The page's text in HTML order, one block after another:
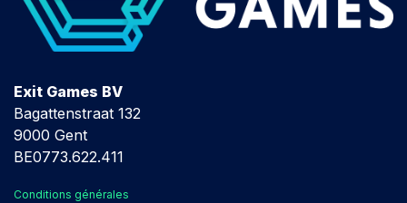
Exit Games BV
Bagattenstraat 132
9000 Gent
BE0773.622.411
Conditions générales